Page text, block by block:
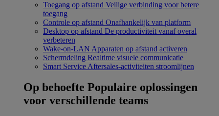
Toegang op afstand Veilige verbinding voor betere
toegang
Controle op afstand Onafhankelijk van platform
Desktop op afstand De productiviteit vanaf overal
verbeteren
Wake-on-LAN Apparaten op afstand activeren
Schermdeling Realtime visuele communicatie
Smart Service Aftersales-activiteiten stroomlijnen
Op behoefte Populaire oplossingen
voor verschillende teams